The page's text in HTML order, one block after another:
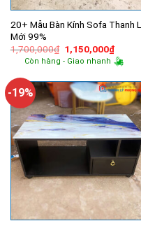
20+ Mẫu Bàn Kính Sofa Thanh
Mới 99%
1,700,000₫ Giá
gốc
là:
1,150,000₫Giá
hiện
tại
Còn hàng - Giao nhanh
-19%